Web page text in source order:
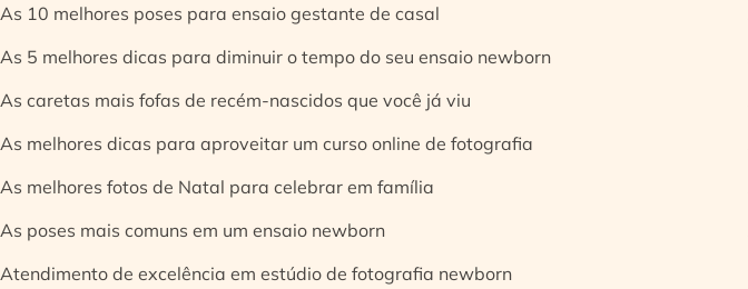
As 10 melhores poses para ensaio gestante de casal
As 5 melhores dicas para diminuir o tempo do seu ensaio newborn
As caretas mais fofas de recém-nascidos que você já viu
As melhores dicas para aproveitar um curso online de fotografia
As melhores fotos de Natal para celebrar em família
As poses mais comuns em um ensaio newborn
Atendimento de excelência em estúdio de fotografia newborn